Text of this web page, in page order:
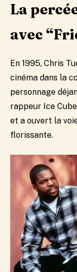
La
avec
En 1995, Chris
cinéma dans la
personnage
rappeur Ice
et a ouvert la
florissante.